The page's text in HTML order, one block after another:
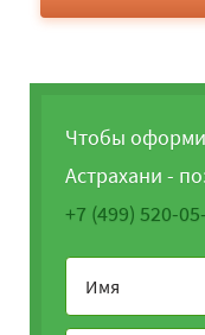
Чтобы
Астрахани -
+7 (499) 520-